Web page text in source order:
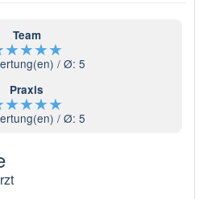
Team
★★★★
/ Ø: 5
Praxis
★★★★
/ Ø: 5